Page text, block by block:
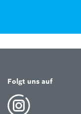
Folgt uns auf